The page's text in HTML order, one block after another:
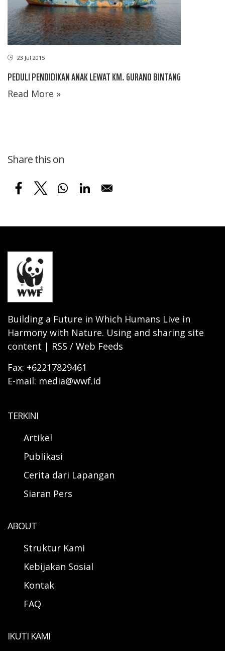
23 Jul 2015
PEDULI PENDIDIKAN ANAK LEWAT KM. GURANO BINTANG
Read More »
Share this on
Building a Future in Which Humans Live in
Harmony with Nature. Using and sharing site
content | RSS / Web Feeds
Fax: +62217829461
E-mail: media@wwf.id
TERKINI
Artikel
Publikasi
Cerita dari Lapangan
Siaran Pers
ABOUT
Struktur Kami
Kebijakan Sosial
Kontak
FAQ
IKUTI KAMI